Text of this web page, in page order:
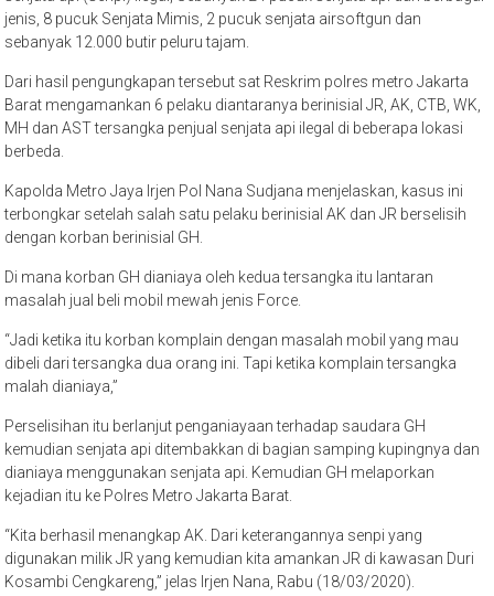
jenis, 8 pucuk Senjata Mimis, 2 pucuk senjata airsoftgun dan
sebanyak 12.000 butir peluru tajam.
Dari hasil pengungkapan tersebut sat Reskrim polres metro Jakarta
Barat mengamankan 6 pelaku diantaranya berinisial JR, AK, CTB, WK,
MH dan AST tersangka penjual senjata api ilegal di beberapa lokasi
berbeda.
Kapolda Metro Jaya Irjen Pol Nana Sudjana menjelaskan, kasus ini
terbongkar setelah salah satu pelaku berinisial AK dan JR berselisih
dengan korban berinisial GH.
Di mana korban GH dianiaya oleh kedua tersangka itu lantaran
masalah jual beli mobil mewah jenis Force.
“Jadi ketika itu korban komplain dengan masalah mobil yang mau
dibeli dari tersangka dua orang ini. Tapi ketika komplain tersangka
malah dianiaya,”
Perselisihan itu berlanjut penganiayaan terhadap saudara GH
kemudian senjata api ditembakkan di bagian samping kupingnya dan
dianiaya menggunakan senjata api. Kemudian GH melaporkan
kejadian itu ke Polres Metro Jakarta Barat.
“Kita berhasil menangkap AK. Dari keterangannya senpi yang
digunakan milik JR yang kemudian kita amankan JR di kawasan Duri
Kosambi Cengkareng,” jelas Irjen Nana, Rabu (18/03/2020).